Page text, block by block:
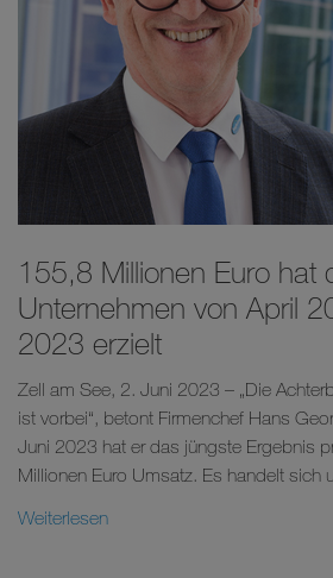
155,8 Millionen Euro hat
Unternehmen von April
2023 erzielt
Zell am See, 2. Juni 2023 – „Die
ist vorbei“, betont Firmenchef Hans
Juni 2023 hat er das jüngste Ergebnis
Millionen Euro Umsatz. Es handelt sich
Weiterlesen